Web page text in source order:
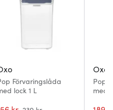
Förvaringslåda
lock 1 L
Oxo
Pop
med